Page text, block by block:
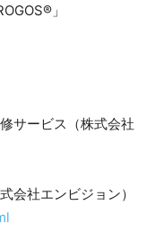
」
サービス（株式会社
会社エンビジョン）